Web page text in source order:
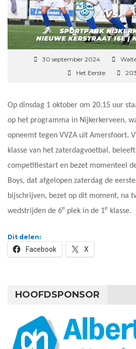
30 september 2024
Het Eerste
Op dinsdag 1 oktober om 20.15 uur
op het programma in Nijkerkerveen,
opneemt tegen VVZA uit Amersfoort.
klasse van het zaterdagvoetbal,
competitiestart en bezet momenteel
Boys, dat afgelopen zaterdag de
bijschrijven, bezet op dit moment, na
wedstrijden de 6e plek in de 1e klasse.
Dit delen:
Facebook X
HOOFDSPONSOR